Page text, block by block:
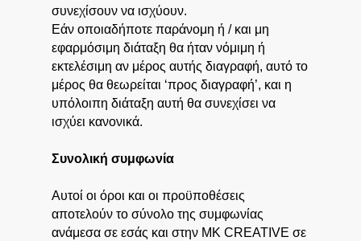
συνεχίσουν να ισχύουν.
Εάν οποιαδήποτε παράνομη ή / και μη
εφαρμόσιμη διάταξη θα ήταν νόμιμη ή
εκτελέσιμη αν μέρος αυτής διαγραφή, αυτό το
μέρος θα θεωρείται ‘προς διαγραφή’, και η
υπόλοιπη διάταξη αυτή θα συνεχίσει να
ισχύει κανονικά.
Συνολική συμφωνία
Αυτοί οι όροι και οι προϋποθέσεις
αποτελούν το σύνολο της συμφωνίας
ανάμεσα σε εσάς και στην MK CREATIVE σε